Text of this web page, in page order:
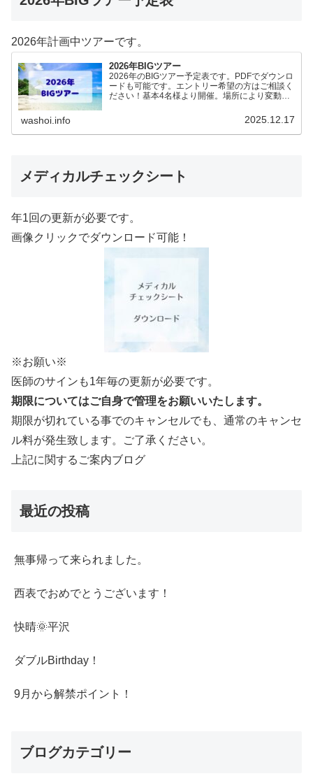
2026年計画中ツアーです。
2026年BIGツアー
2026年のBIGツアー予定表です。PDFでダウンロ
ードも可能です。エントリー希望の方はご相談く
ださい！基本4名様より開催。場所により変動あ
（12.19更新）ダウンロードPDFでアップロード
washoi.info 2025.12.17
メディカルチェックシート
年1回の更新が必要です。
画像クリックでダウンロード可能！
※お願い※
医師のサインも1年毎の更新が必要です。
期限についてはご自身で管理をお願いいたします。
期限が切れている事でのキャンセルでも、通常のキャンセ
ル料が発生致します。ご了承ください。
上記に関するご案内ブログ
最近の投稿
無事帰って来られました。
西表でおめでとうございます！
快晴🌞平沢
ダブルBirthday！
9月から解禁ポイント！
ブログカテゴリー